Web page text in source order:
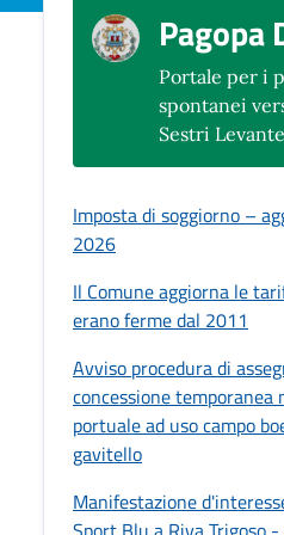
Pagopa
Portale per i
spontanei
Sestri Levante
Imposta di soggiorno –
2026
Il Comune aggiorna le
erano ferme dal 2011
Avviso procedura di
concessione temporanea
portuale ad uso campo
gavitello
Manifestazione